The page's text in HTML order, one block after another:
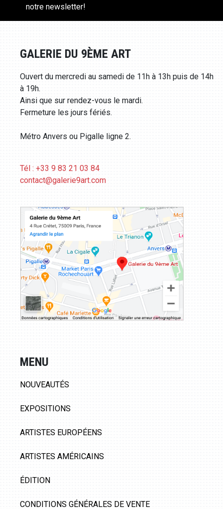
notre newsletter!
GALERIE DU 9ÈME ART
Ouvert du mercredi au samedi de 11h à 13h puis de 14h
à 19h.
Ainsi que sur rendez-vous le mardi.
Fermeture les jours fériés.
Métro Anvers ou Pigalle ligne 2.
Tél : +33 9 83 21 03 84
contact@galerie9art.com
MENU
NOUVEAUTÉS
EXPOSITIONS
ARTISTES EUROPÉENS
ARTISTES AMÉRICAINS
ÉDITION
CONDITIONS GÉNÉRALES DE VENTE